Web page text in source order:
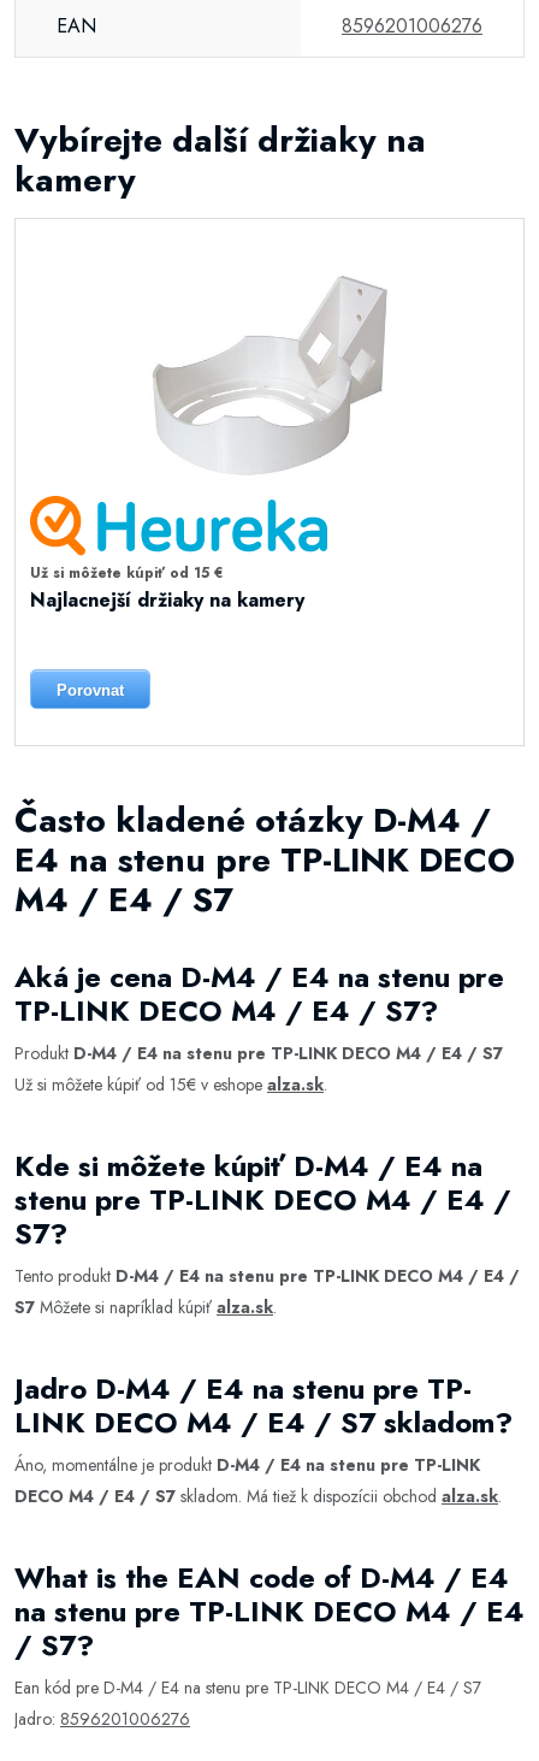
EAN 8596201006276
Vybírejte další držiaky na
kamery
Už si môžete kúpiť od 15 €
Najlacnejší držiaky na kamery
Porovnat
Často kladené otázky D-M4 /
E4 na stenu pre TP-LINK DECO
M4 / E4 / S7
Aká je cena D-M4 / E4 na stenu pre
TP-LINK DECO M4 / E4 / S7?
Produkt D-M4 / E4 na stenu pre TP-LINK DECO M4 / E4 / S7
Už si môžete kúpiť od 15€ v eshope alza.sk.
Kde si môžete kúpiť D-M4 / E4 na
stenu pre TP-LINK DECO M4 / E4 /
S7?
Tento produkt D-M4 / E4 na stenu pre TP-LINK DECO M4 / E4 /
S7 Môžete si napríklad kúpiť alza.sk.
Jadro D-M4 / E4 na stenu pre TP-
LINK DECO M4 / E4 / S7 skladom?
Áno, momentálne je produkt D-M4 / E4 na stenu pre TP-LINK
DECO M4 / E4 / S7 skladom. Má tiež k dispozícii obchod alza.sk.
What is the EAN code of D-M4 / E4
na stenu pre TP-LINK DECO M4 / E4
/ S7?
Ean kód pre D-M4 / E4 na stenu pre TP-LINK DECO M4 / E4 / S7
Jadro: 8596201006276